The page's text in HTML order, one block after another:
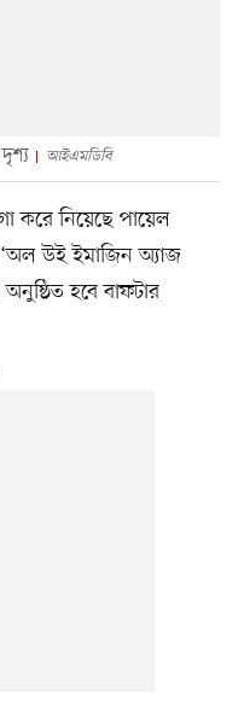
আইএমডিবি
করে নিয়েছে পায়েল
উই ইমাজিন অ্যাজ
হবে বাফটার